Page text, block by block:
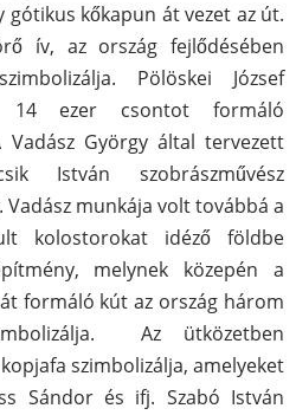
kőkapun át vezet az út.
ív, az ország fejlődésében
Pölöskei József
14 ezer csontot formáló
György által tervezett
István szobrászművész
munkája volt továbbá a
kolostorokat idéző földbe
melynek közepén a
formáló kút az ország három
Az ütközetben
szimbolizálja, amelyeket
Sándor és ifj. Szabó István